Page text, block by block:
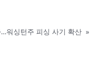
…워싱턴주 피싱 사기 확산 »